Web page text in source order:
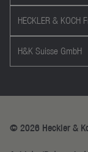
HECKLER & KOCH
H&K Suisse GmbH
© 2026 Heckler &